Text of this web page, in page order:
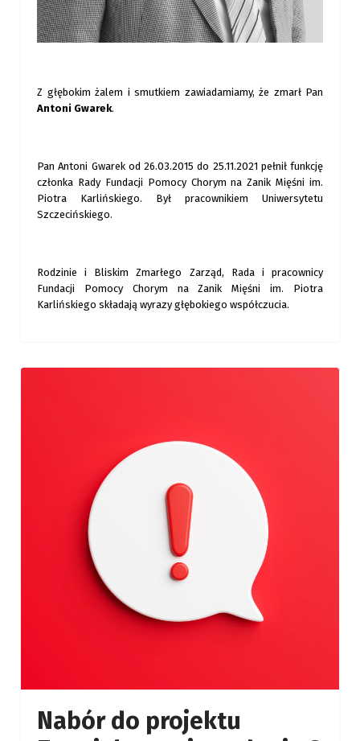
Z głębokim żalem i smutkiem zawiadamiamy, że zmarł Pan
Antoni Gwarek.
Pan Antoni Gwarek od 26.03.2015 do 25.11.2021 pełnił funkcję
członka Rady Fundacji Pomocy Chorym na Zanik Mięśni im.
Piotra Karlińskiego. Był pracownikiem Uniwersytetu
Szczecińskiego.
Rodzinie i Bliskim Zmarłego Zarząd, Rada i pracownicy
Fundacji Pomocy Chorym na Zanik Mięśni im. Piotra
Karlińskiego składają wyrazy głębokiego współczucia.
Nabór do projektu